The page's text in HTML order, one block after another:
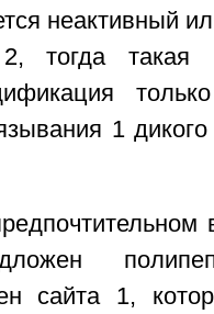
неактивный
тогда такая
1
сайта 1,